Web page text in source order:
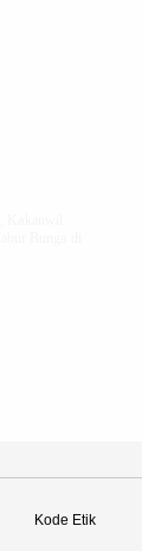
Kode Etik